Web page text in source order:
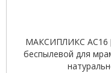
МАКСИПЛИКС AC16
беспылевой для